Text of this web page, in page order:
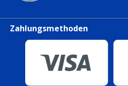
Zahlungsmethoden